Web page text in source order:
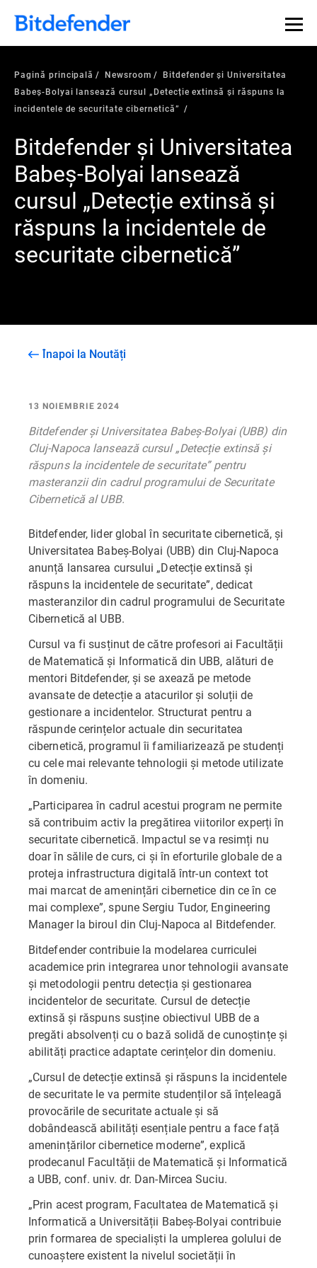
Pagină principală Newsroom
Bitdefender și Universitatea
Babeș-Bolyai lansează cursul „Detecție extinsă și răspuns la
incidentele de securitate cibernetică”
Bitdefender și Universitatea
Babeș-Bolyai lansează
cursul „Detecție extinsă și
răspuns la incidentele de
securitate cibernetică”
Înapoi la Noutăți
13 NOIEMBRIE 2024
Bitdefender și Universitatea Babeș-Bolyai (UBB) din
Cluj-Napoca lansează cursul „Detecție extinsă și
răspuns la incidentele de securitate” pentru
masteranzii din cadrul programului de Securitate
Cibernetică al UBB.
Bitdefender, lider global în securitate cibernetică, și
Universitatea Babeș-Bolyai (UBB) din Cluj-Napoca
anunță lansarea cursului „Detecție extinsă și
răspuns la incidentele de securitate”, dedicat
masteranzilor din cadrul programului de Securitate
Cibernetică al UBB.
Cursul va fi susținut de către profesori ai Facultății
de Matematică și Informatică din UBB, alături de
mentori Bitdefender, și se axează pe metode
avansate de detecție a atacurilor și soluții de
gestionare a incidentelor. Structurat pentru a
răspunde cerințelor actuale din securitatea
cibernetică, programul îi familiarizează pe studenți
cu cele mai relevante tehnologii și metode utilizate
în domeniu.
„Participarea în cadrul acestui program ne permite
să contribuim activ la pregătirea viitorilor experți în
securitate cibernetică. Impactul se va resimți nu
doar în sălile de curs, ci și în eforturile globale de a
proteja infrastructura digitală într-un context tot
mai marcat de amenințări cibernetice din ce în ce
mai complexe”, spune Sergiu Tudor, Engineering
Manager la biroul din Cluj-Napoca al Bitdefender.
Bitdefender contribuie la modelarea curriculei
academice prin integrarea unor tehnologii avansate
și metodologii pentru detecția și gestionarea
incidentelor de securitate. Cursul de detecție
extinsă și răspuns susține obiectivul UBB de a
pregăti absolvenți cu o bază solidă de cunoștințe și
abilități practice adaptate cerințelor din domeniu.
„Cursul de detecție extinsă și răspuns la incidentele
de securitate le va permite studenților să înțeleagă
provocările de securitate actuale și să
dobândească abilități esențiale pentru a face față
amenințărilor cibernetice moderne”, explică
prodecanul Facultății de Matematică și Informatică
a UBB, conf. univ. dr. Dan-Mircea Suciu.
„Prin acest program, Facultatea de Matematică și
Informatică a Universității Babeș-Bolyai contribuie
prin formarea de specialiști la umplerea golului de
cunoaștere existent la nivelul societății în